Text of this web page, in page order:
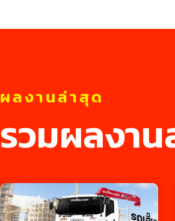
ผลงานล่าสุด
รวมผลงาน